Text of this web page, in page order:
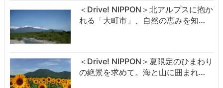
＜Drive! NIPPON＞北アルプスに抱か
れる「大町市」、自然の恵みを知…
＜Drive! NIPPON＞夏限定のひまわり
の絶景を求めて。海と山に囲まれ…